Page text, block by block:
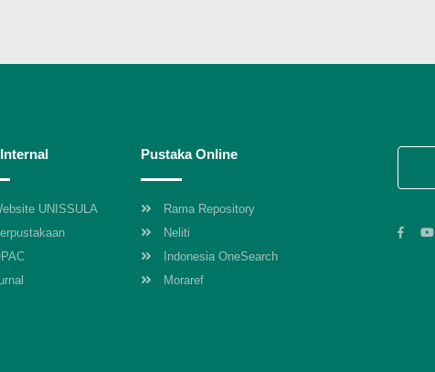
UNISSULA
Pustaka Online
Rama Repository
Neliti
Indonesia OneSearch
Moraref